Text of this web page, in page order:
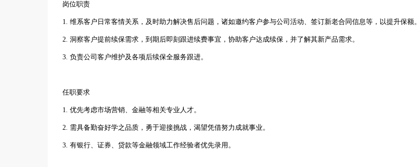
岗位职责
1. 维系客户日常客情关系，及时助力解决售后问题，诸如邀约客户参与公司活动、签订新老合同信息等，以提升保额。
2. 洞察客户提前续保需求，到期后即刻跟进续费事宜，协助客户达成续保，并了解其新产品需求。
3. 负责公司客户维护及各项后续保全服务跟进。
任职要求
1. 优先考虑市场营销、金融等相关专业人才。
2. 需具备勤奋好学之品质，勇于迎接挑战，渴望凭借努力成就事业。
3. 有银行、证券、贷款等金融领域工作经验者优先录用。